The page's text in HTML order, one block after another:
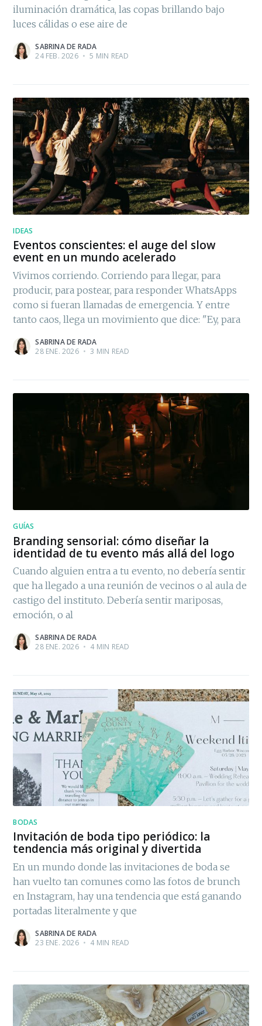
iluminación dramática, las copas brillando bajo
luces cálidas o ese aire de
SABRINA DE RADA
24 FEB. 2026 • 5 MIN READ
IDEAS
Eventos conscientes: el auge del slow
event en un mundo acelerado
Vivimos corriendo. Corriendo para llegar, para
producir, para postear, para responder WhatsApps
como si fueran llamadas de emergencia. Y entre
tanto caos, llega un movimiento que dice: "Ey, para
SABRINA DE RADA
28 ENE. 2026 • 3 MIN READ
GUÍAS
Branding sensorial: cómo diseñar la
identidad de tu evento más allá del logo
Cuando alguien entra a tu evento, no debería sentir
que ha llegado a una reunión de vecinos o al aula de
castigo del instituto. Debería sentir mariposas,
emoción, o al
SABRINA DE RADA
28 ENE. 2026 • 4 MIN READ
BODAS
Invitación de boda tipo periódico: la
tendencia más original y divertida
En un mundo donde las invitaciones de boda se
han vuelto tan comunes como las fotos de brunch
en Instagram, hay una tendencia que está ganando
portadas literalmente y que
SABRINA DE RADA
23 ENE. 2026 • 4 MIN READ